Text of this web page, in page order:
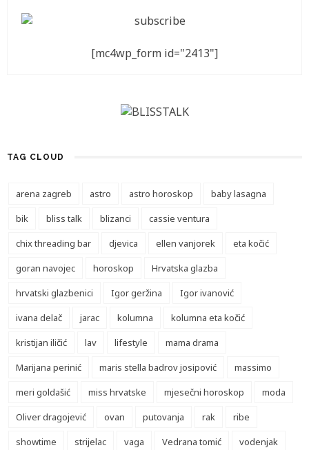
[mc4wp_form id="2413"]
TAG CLOUD
arena zagreb astro astro horoskop
baby lasagna
bik
bliss talk blizanci
cassie ventura
chix threading bar
djevica ellen vanjorek
eta kočić
goran navojec
horoskop
Hrvatska glazba
hrvatski glazbenici
Igor geržina
Igor ivanović
ivana delač
jarac kolumna
kolumna eta kočić
kristijan iličić
lav lifestyle
mama drama
Marijana perinić
maris stella badrov josipović
massimo
meri goldašić
miss hrvatske mjesečni horoskop
moda
Oliver dragojević
ovan putovanja rak
ribe
showtime
strijelac vaga Vedrana tomić
vodenjak